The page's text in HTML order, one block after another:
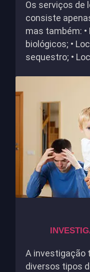
Os serviços de
consiste
mas também:
biológicos; •
sequestro; •
A investigação
diversos tipos